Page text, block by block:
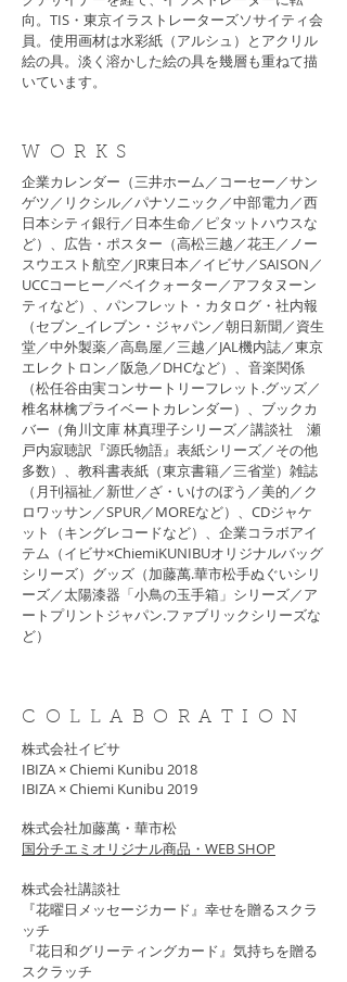
向。TIS・東京イラストレーターズソサイティ会
員。使用画材は水彩紙（アルシュ）とアクリル
絵の具。淡く溶かした絵の具を幾層も重ねて描
いています。
WORKS
企業カレンダー（三井ホーム／コーセー／サン
ゲツ／リクシル／パナソニック／中部電力／西
日本シティ銀行／日本生命／ピタットハウスな
ど）、広告・ポスター（高松三越／花王／ノー
スウエスト航空／JR東日本／イビサ／SAISON／
UCCコーヒー／ベイクォーター／アフタヌーン
ティなど）、パンフレット・カタログ・社内報
（セブン_イレブン・ジャパン／朝日新聞／資生
堂／中外製薬／高島屋／三越／JAL機内誌／東京
エレクトロン／阪急／DHCなど）、音楽関係
（松任谷由実コンサートリーフレット.グッズ／
椎名林檎プライベートカレンダー）、ブックカ
バー（角川文庫 林真理子シリーズ／講談社 瀬
戸内寂聴訳『源氏物語』表紙シリーズ／その他
多数）、教科書表紙（東京書籍／三省堂）雑誌
（月刊福祉／新世／ざ・いけのぼう／美的／ク
ロワッサン／SPUR／MOREなど）、CDジャケ
ット（キングレコードなど）、企業コラボアイ
テム（イビサ×ChiemiKUNIBUオリジナルバッグ
シリーズ）グッズ（加藤萬.華市松手ぬぐいシリ
ーズ／太陽漆器「小鳥の玉手箱」シリーズ／ア
ートプリントジャパン.ファブリックシリーズな
ど）
COLLABORATION
株式会社イビサ
IBIZA × Chiemi Kunibu 2018
IBIZA × Chiemi Kunibu 2019
株式会社加藤萬・華市松
​国分チエミオリジナル商品・WEB SHOP
株式会社講談社
『花曜日メッセージカード』幸せを贈るスクラ
ッチ
『花日和グリーティングカード』気持ちを贈る
スクラッチ